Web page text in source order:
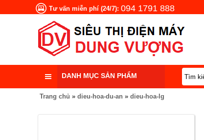
Tư vấn miễn phí (24/7): 094 1791 888
DANH MỤC SẢN PHẨM
Trang chủ » dieu-hoa-du-an » dieu-hoa-lg